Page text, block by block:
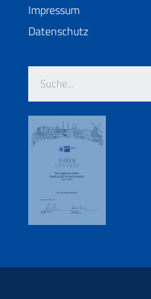
Impressum
Datenschutz